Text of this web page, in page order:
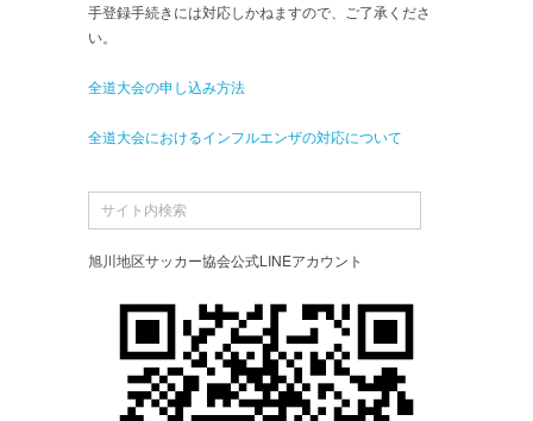
手登録手続きには対応しかねますので、ご了承くださ
い。
全道大会の申し込み方法
全道大会におけるインフルエンザの対応について
旭川地区サッカー協会公式LINEアカウント